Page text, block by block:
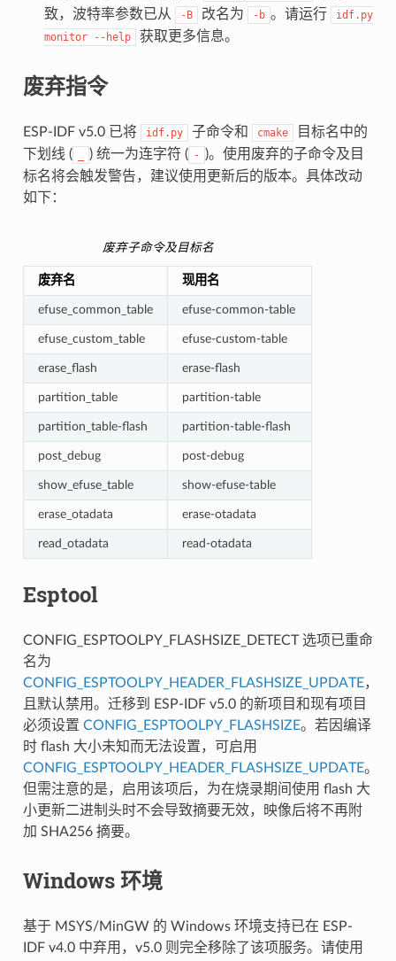
致，波特率参数已从
-B 改名为 -b 。请运行
idf.py
monitor
--help 获取更多信息。
废弃指令
ESP-IDF v5.0 已将 idf.py 子命令和 cmake
目标名中的
下划线 (
) 统一为连字符 ( - )。使用废弃的子命令及目
标名将会触发警告，建议使用更新后的版本。具体改动
如下：
废弃子命令及目标名
废弃名 现用名
efuse_common_table efuse-common-table
efuse_custom_table efuse-custom-table
erase_flash erase-flash
partition_table partition-table
partition_table-flash partition-table-flash
post_debug post-debug
show_efuse_table show-efuse-table
erase_otadata erase-otadata
read_otadata read-otadata
Esptool
CONFIG_ESPTOOLPY_FLASHSIZE_DETECT 选项已重命
名为
CONFIG_ESPTOOLPY_HEADER_FLASHSIZE_UPDATE，
且默认禁用。迁移到 ESP-IDF v5.0 的新项目和现有项目
必须设置 CONFIG_ESPTOOLPY_FLASHSIZE。若因编译
时 flash 大小未知而无法设置，可启用
CONFIG_ESPTOOLPY_HEADER_FLASHSIZE_UPDATE。
但需注意的是，启用该项后，为在烧录期间使用 flash 大
小更新二进制头时不会导致摘要无效，映像后将不再附
加 SHA256 摘要。
Windows 环境
基于 MSYS/MinGW 的 Windows 环境支持已在 ESP-
IDF v4.0 中弃用，v5.0 则完全移除了该项服务。请使用